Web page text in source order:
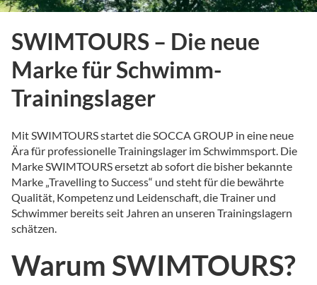
SWIMTOURS – Die neue
Marke für Schwimm-
Trainingslager
Mit SWIMTOURS startet die SOCCA GROUP in eine neue
Ära für professionelle Trainingslager im Schwimmsport. Die
Marke SWIMTOURS ersetzt ab sofort die bisher bekannte
Marke „Travelling to Success“ und steht für die bewährte
Qualität, Kompetenz und Leidenschaft, die Trainer und
Schwimmer bereits seit Jahren an unseren Trainingslagern
schätzen.
Warum SWIMTOURS?